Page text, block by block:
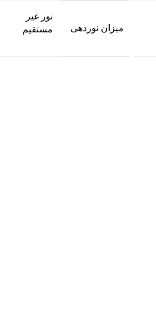
میزان نوردهی
نور غیر
مستقیم